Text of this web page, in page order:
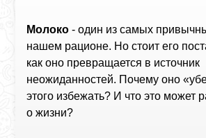
Молоко - один из самых
нашем рационе. Но стоит его
как оно превращается в источник
неожиданностей. Почему оно
этого избежать? И что это может
о жизни?